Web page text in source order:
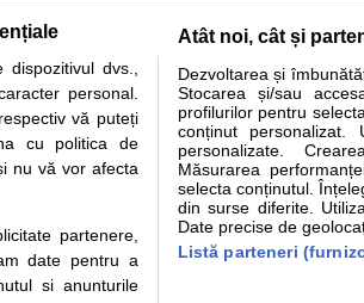
analize Specialitati medicale Boli si
despre sanatate disponibile pe
medicale. Va sfatuim, ca pe langa informatia
programari la medic Clickmed.
Drepturile consumatorului
Protectia consumatorilor - ANPC
Solutionarea Alternativa a
Parteneri
dvs.,
personal.
vă puteți
cu politica de
nu vă vor afecta
partenere,
date pentru a
si anunturile
Atât noi, cât și
Dezvoltarea și
Stocarea și/sau
profilurilor pentru
conținut personalizat.
personalizate.
Măsurarea
selecta conținutul.
din surse diferite.
Date precise de
Listă parteneri